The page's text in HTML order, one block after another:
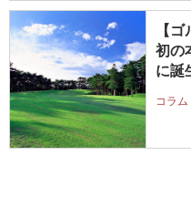
【
初の
に誕
コラ